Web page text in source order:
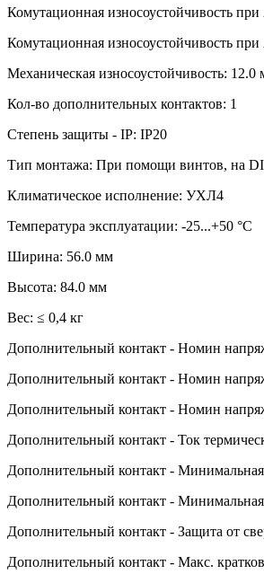
Комутационная износоустойчивость
Комутационная износоустойчивость
Механическая износоустойчивость:
Кол-во дополнительных контактов: 1
Степень защиты - IP: IP20
Тип монтажа: При помощи винтов, на
Климатическое исполнение: УХЛ4
Температура эксплуатации: -25...+50 °C
Ширина: 56.0 мм
Высота: 84.0 мм
Вес: ≤ 0,4 кг
Дополнительный контакт - Номин
Дополнительный контакт - Номин
Дополнительный контакт - Номин
Дополнительный контакт - Ток
Дополнительный контакт -
Дополнительный контакт -
Дополнительный контакт - Защита от
Дополнительный контакт - Макс.